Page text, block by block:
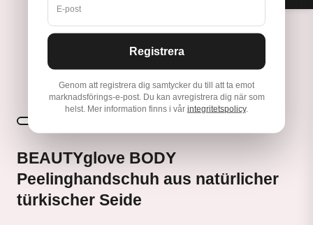
Upptäck BEAUTYglove
BEAUTYglove BODY
Peelinghandschuh aus natürlicher
türkischer Seide
E-post
Registrera
Genom att registrera dig samtycker du till att ta emot
marknadsförings-e-post. Du kan avregistrera dig när som
helst. Mer information finns i vår integritetspolicy.